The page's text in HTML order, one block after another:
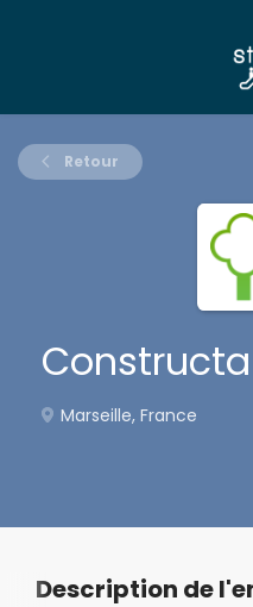
Retour
Marseille, France
Description de